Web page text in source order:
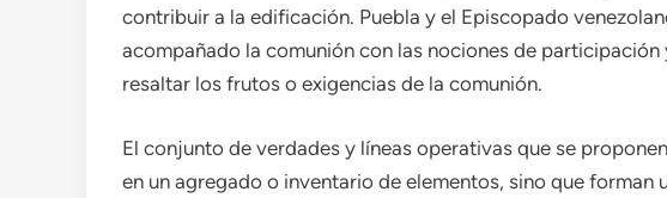
contribuir a la edificación. Puebla y el Episcopado
acompañado la comunión con las nociones de
resaltar los frutos o exigencias de la comunión.
El conjunto de verdades y líneas operativas que se
en un agregado o inventario de elementos, sino que